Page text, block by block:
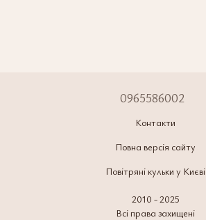
0965586002
Контакти
Повна версія сайту
Повітряні кульки у Києві
2010 - 2025
Всі права захищені